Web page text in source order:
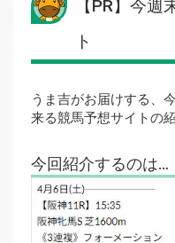
【PR】今
ト
うま吉がお届けする、
来る競馬予想サイトの
今回紹介するのは…